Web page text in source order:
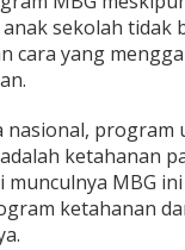
sekolah tidak
cara yang
nasional, program
ketahanan
munculnya MBG
ketahanan